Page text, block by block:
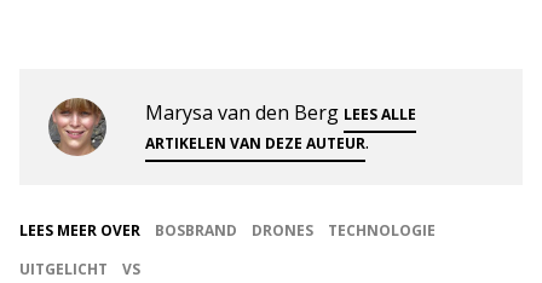
Marysa van den Berg LEES ALLE
ARTIKELEN VAN DEZE AUTEUR.
LEES MEER OVER BOSBRAND DRONES
TECHNOLOGIE
UITGELICHT
VS